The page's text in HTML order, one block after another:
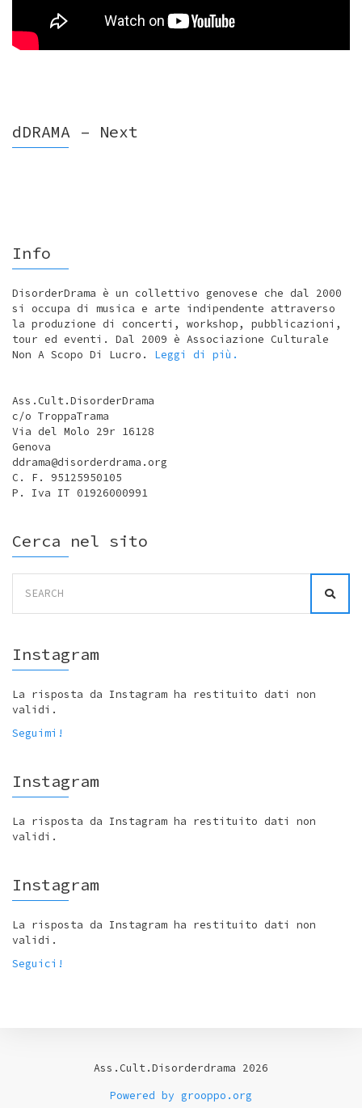
dDRAMA – Next
Info
DisorderDrama è un collettivo genovese che dal 2000
si occupa di musica e arte indipendente attraverso
la produzione di concerti, workshop, pubblicazioni,
tour ed eventi. Dal 2009 è Associazione Culturale
Non A Scopo Di Lucro. Leggi di più.
Ass.Cult.DisorderDrama
c/o TroppaTrama
Via del Molo 29r 16128
Genova
ddrama@disorderdrama.org
C. F. 95125950105
P. Iva IT 01926000991
Cerca nel sito
for:
Instagram
La risposta da Instagram ha restituito dati non
validi.
Seguimi!
Instagram
La risposta da Instagram ha restituito dati non
validi.
Instagram
La risposta da Instagram ha restituito dati non
validi.
Seguici!
Ass.Cult.Disorderdrama 2026
Powered by grooppo.org